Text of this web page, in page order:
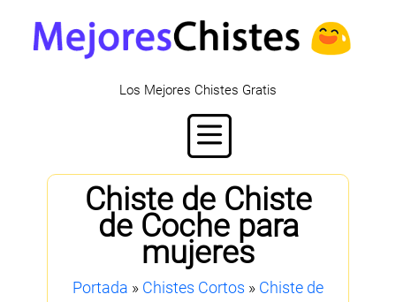
Los Mejores Chistes Gratis
Chiste de Chiste
de Coche para
mujeres
Portada » Chistes Cortos » Chiste de